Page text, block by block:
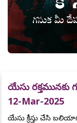
యేసు రక్తమునకు
12-Mar-2025
యేసు క్రీస్తు చేసి